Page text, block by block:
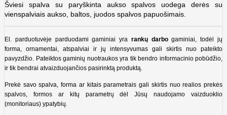
Šviesi spalva su paryškinta aukso spalvos uodega derės su
vienspalviais aukso, baltos, juodos spalvos papuošimais.
El. parduotuvėje parduodami gaminiai yra rankų darbogaminiai, todėl jų
forma, ornamentai, atspalviai ir jų intensyvumas gali skirtis nuo pateikto
pavyzdžio. Pateiktos gaminių nuotraukos yra tik bendro informacinio pobūdžio,
ir tik bendrai atvaizduojančios pasirinktą produktą.
Prekė savo spalva, forma ar kitais parametrais gali skirtis nuo realios prekės
spalvos, formos ar kitų parametrų dėl Jūsų naudojamo vaizduoklio
(monitoriaus) ypatybių.